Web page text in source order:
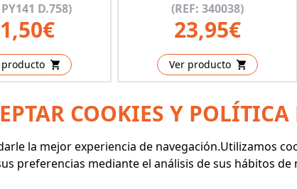
D.758)
producto
(REF: 340038)
23,95€
Ver producto
COOKIES Y
la mejor experiencia de navegación.Utilizamos
preferencias mediante el análisis de sus hábitos